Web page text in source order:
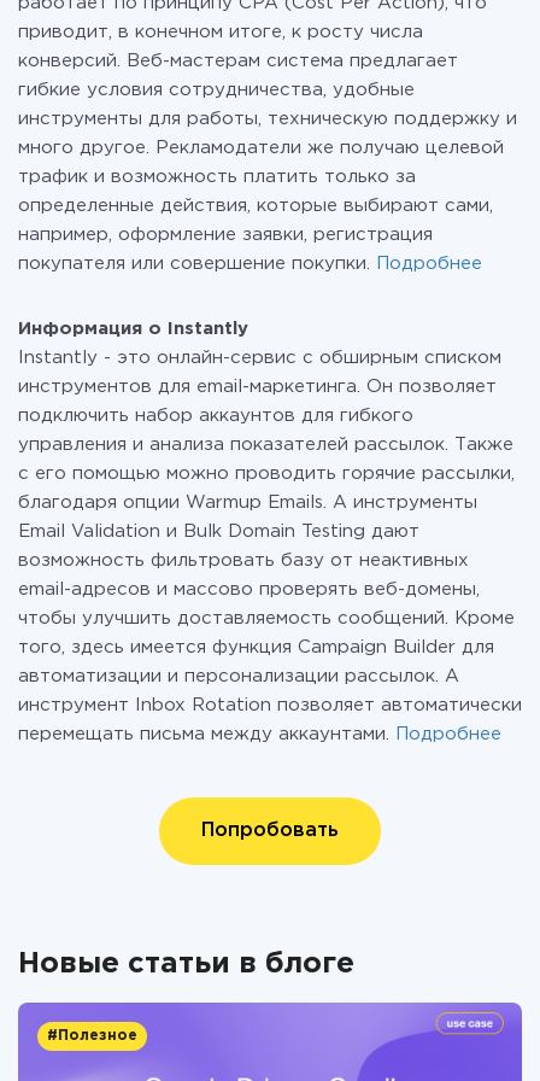
приводит, в конечном итоге, к росту числа
конверсий. Веб-мастерам система предлагает
гибкие условия сотрудничества, удобные
инструменты для работы, техническую поддержку и
много другое. Рекламодатели же получаю целевой
трафик и возможность платить только за
определенные действия, которые выбирают сами,
например, оформление заявки, регистрация
покупателя или совершение покупки.
Подробнее
Информация о Instantly
Instantly - это онлайн-сервис с обширным списком
инструментов для email-маркетинга. Он позволяет
подключить набор аккаунтов для гибкого
управления и анализа показателей рассылок. Также
с его помощью можно проводить горячие рассылки,
благодаря опции Warmup Emails. А инструменты
Email Validation и Bulk Domain Testing дают
возможность фильтровать базу от неактивных
email-адресов и массово проверять веб-домены,
чтобы улучшить доставляемость сообщений. Кроме
того, здесь имеется функция Campaign Builder для
автоматизации и персонализации рассылок. А
инструмент Inbox Rotation позволяет автоматически
перемещать письма между аккаунтами.
Подробнее
Попробовать
Новые статьи в блоге
#Полезное